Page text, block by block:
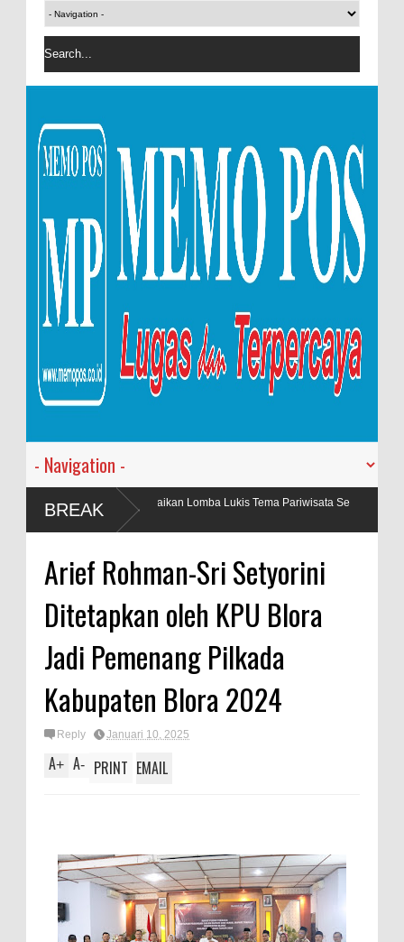
BREAK
Ramaikan Lomba Lukis Tema Pariwisata Se
Penyalahgunaan
Arief Rohman-Sri Setyorini
Ditetapkan oleh KPU Blora
Jadi Pemenang Pilkada
Kabupaten Blora 2024
Reply Januari 10, 2025
A+ A- PRINT EMAIL